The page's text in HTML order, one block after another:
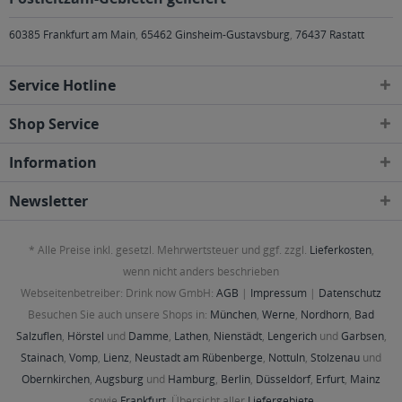
60385 Frankfurt am Main, 65462 Ginsheim-Gustavsburg, 76437 Rastatt
Service Hotline
Shop Service
Information
Newsletter
* Alle Preise inkl. gesetzl. Mehrwertsteuer und ggf. zzgl. Lieferkosten,
wenn nicht anders beschrieben
Webseitenbetreiber: Drink now GmbH: AGB | Impressum | Datenschutz
Besuchen Sie auch unsere Shops in: München, Werne, Nordhorn, Bad
Salzuflen, Hörstel und Damme, Lathen, Nienstädt, Lengerichund Garbsen,
Stainach, Vomp, Lienz, Neustadt am Rübenberge, Nottuln, Stolzenau und
Obernkirchen, Augsburg und Hamburg, Berlin, Düsseldorf, Erfurt, Mainz